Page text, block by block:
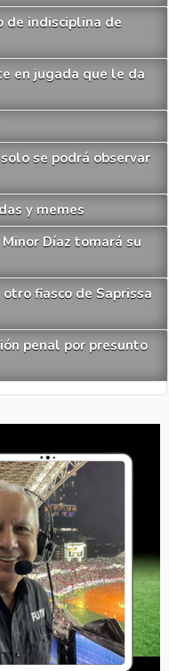
de indisciplina de
en jugada que le da
se podrá observar
y memes
Díaz tomará su
fiasco de Saprissa
penal por presunto